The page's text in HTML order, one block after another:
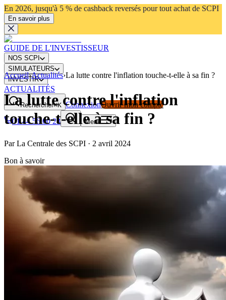
En 2026, jusqu'à 5 % de cashback reversés pour tout achat de SCPI
En savoir plus
GUIDE DE L'INVESTISSEUR
NOS SCPI
SIMULATEURS
INVESTIR
ACTUALITÉS
Rechercher⌘K ConnexionOuvrir mon compte
01 44 56 00 23
Menu
Accueil›Actualités›La lutte contre l'inflation touche-t-elle à sa fin ?
La lutte contre l'inflation
touche-t-elle à sa fin ?
Par La Centrale des SCPI · 2 avril 2024
Bon à savoir